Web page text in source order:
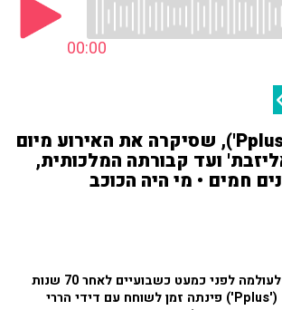
00:00
ענבל חננאל ('Pplus'), שסיקרה את האירוע מיום
ועד קבורתה המלכותית,
חמים • מי היה הכוכב
מלכת אנגליה הלכה לעולמה לפני כמעט כשבועיים לאחר 70 שנות
מלוכה. ענבל חננאל ('Pplus') פינתה זמן לשוחח עם דידי הררי